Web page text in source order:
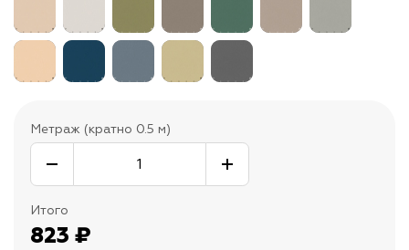
Метраж (кратно 0.5 м)
Итого
823 ₽